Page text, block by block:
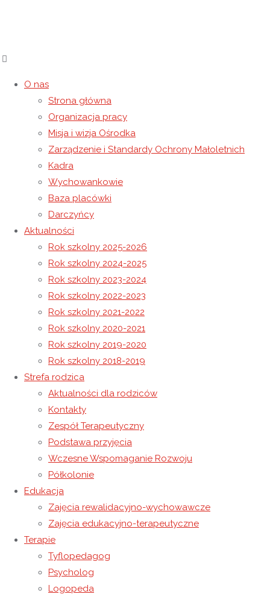
O nas
Strona główna
Organizacja pracy
Misja i wizja Ośrodka
Zarządzenie i Standardy Ochrony Małoletnich
Kadra
Wychowankowie
Baza placówki
Darczyńcy
Aktualności
Rok szkolny 2025-2026
Rok szkolny 2024-2025
Rok szkolny 2023-2024
Rok szkolny 2022-2023
Rok szkolny 2021-2022
Rok szkolny 2020-2021
Rok szkolny 2019-2020
Rok szkolny 2018-2019
Strefa rodzica
Aktualności dla rodziców
Kontakty
Zespół Terapeutyczny
Podstawa przyjęcia
Wczesne Wspomaganie Rozwoju
Półkolonie
Edukacja
Zajęcia rewalidacyjno-wychowawcze
Zajęcia edukacyjno-terapeutyczne
Terapie
Tyflopedagog
Psycholog
Logopeda
Konkurs ,,Święty Jan Paweł II-
przyjaciel dzieci i młodzieży”
17 kwietnia 2020
Strona
główna
Rok szkolny 2019-2020
przyjaciel dzieci i młodzieży”
Życzenia Wielkanocne
Konkurs ,,Święty Jan Paweł II- przyjaciel dzieci i młodzieży”
17 kwietnia 202015 listopada 2020
18 maja 2020 roku będziemy obchodzić ważną uroczystość.
W tym dniu świętujemy 100 rocznicę urodzin Papieża Polaka
– świętego Jana Pawła II.
Ten wielki Polak, który urodził się w Wadowicach przez całe
swoje życie był blisko drugiego człowieka. Blisko tych,
którzy są nadzieją świata – dzieci i młodzieży.